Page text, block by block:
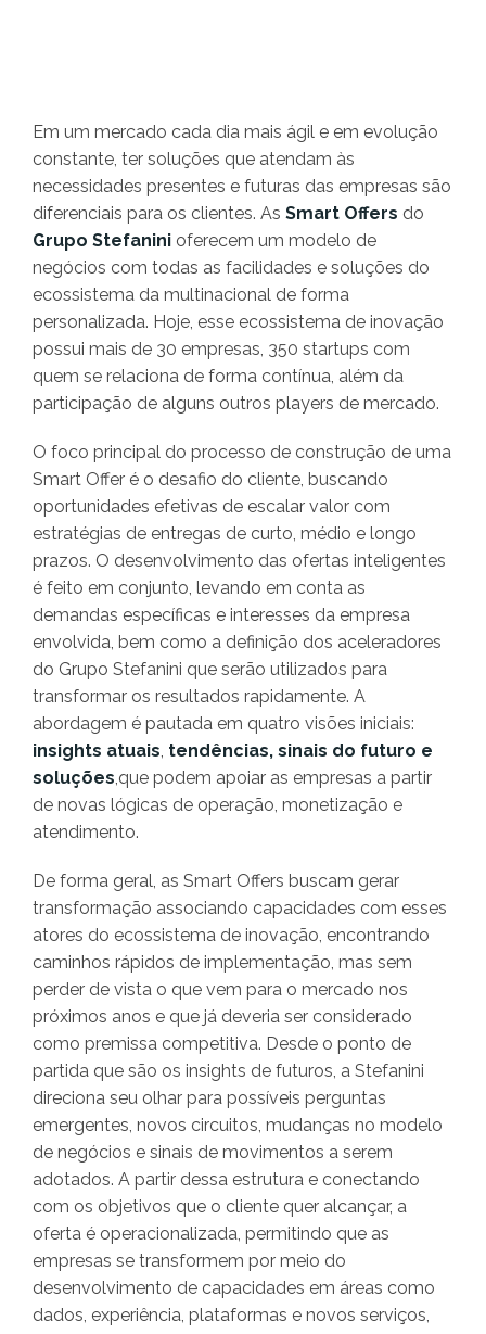
Em um mercado cada dia mais ágil e em evolução
constante, ter soluções que atendam às
necessidades presentes e futuras das empresas são
diferenciais para os clientes. As Smart Offers do
Grupo Stefanini oferecem um modelo de
negócios com todas as facilidades e soluções do
ecossistema da multinacional de forma
personalizada. Hoje, esse ecossistema de inovação
possui mais de 30 empresas, 350 startups com
quem se relaciona de forma contínua, além da
participação de alguns outros players de mercado.
O foco principal do processo de construção de uma
Smart Offer é o desafio do cliente, buscando
oportunidades efetivas de escalar valor com
estratégias de entregas de curto, médio e longo
prazos. O desenvolvimento das ofertas inteligentes
é feito em conjunto, levando em conta as
demandas específicas e interesses da empresa
envolvida, bem como a definição dos aceleradores
do Grupo Stefanini que serão utilizados para
transformar os resultados rapidamente. A
abordagem é pautada em quatro visões iniciais:
insights atuais, tendências, sinais do futuro e
soluções,que podem apoiar as empresas a partir
de novas lógicas de operação, monetização e
atendimento.
De forma geral, as Smart Offers buscam gerar
transformação associando capacidades com esses
atores do ecossistema de inovação, encontrando
caminhos rápidos de implementação, mas sem
perder de vista o que vem para o mercado nos
próximos anos e que já deveria ser considerado
como premissa competitiva. Desde o ponto de
partida que são os insights de futuros, a Stefanini
direciona seu olhar para possíveis perguntas
emergentes, novos circuitos, mudanças no modelo
de negócios e sinais de movimentos a serem
adotados. A partir dessa estrutura e conectando
com os objetivos que o cliente quer alcançar, a
oferta é operacionalizada, permitindo que as
empresas se transformem por meio do
desenvolvimento de capacidades em áreas como
dados, experiência, plataformas e novos serviços,